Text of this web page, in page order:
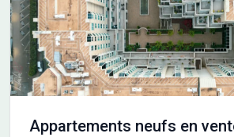
Des prestations complètes et
Garage et parking - Vidéophone couleur
Accessibilité PMR
Appartements neufs en